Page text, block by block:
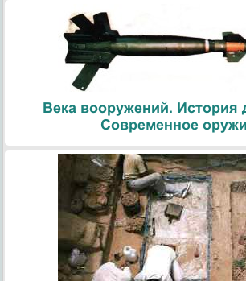
Века вооружений. История
Современное